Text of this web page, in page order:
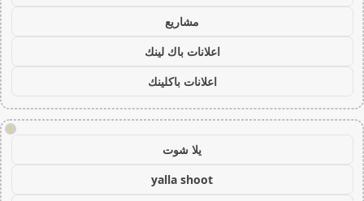
مشاريع
اعلانات باك لينك
اعلانات باكلينك
!
يلا شوت
yalla shoot